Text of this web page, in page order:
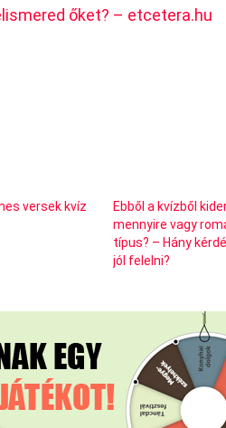
őket? – etcetera.hu
versek kvíz
Ebből a kvízből
mennyire vagy
típus? – Hány
jól felelni?